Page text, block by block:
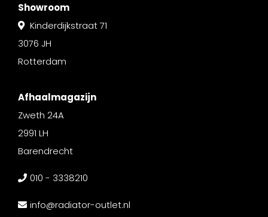
Showroom
Kinderdijkstraat 71
3076 JH
Rotterdam
Afhaalmagazijn
Zweth 24A
2991 LH
Barendrecht
010 - 3338210
info@radiator-outlet.nl